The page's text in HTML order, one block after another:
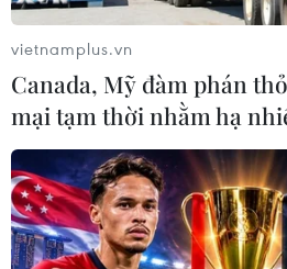
vietnamplus.vn
Canada, Mỹ đàm phán
mại tạm thời nhằm hạ